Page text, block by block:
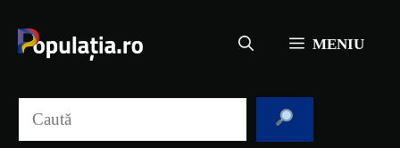
conținut
MENIU